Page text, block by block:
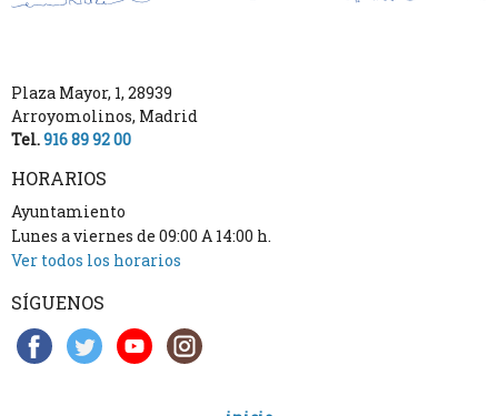
Plaza Mayor, 1, 28939
Arroyomolinos, Madrid
Tel.916 89 92 00
HORARIOS
Ayuntamiento
Lunes a viernes de 09:00 A 14:00 h.
Ver todos los horarios
SÍGUENOS